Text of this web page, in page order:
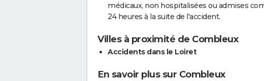
médicaux, non hospitalisées ou admises
24 heures à la suite de l'accident.
Villes à proximité de Combleux
Accidents dans le Loiret
En savoir plus sur Combleux